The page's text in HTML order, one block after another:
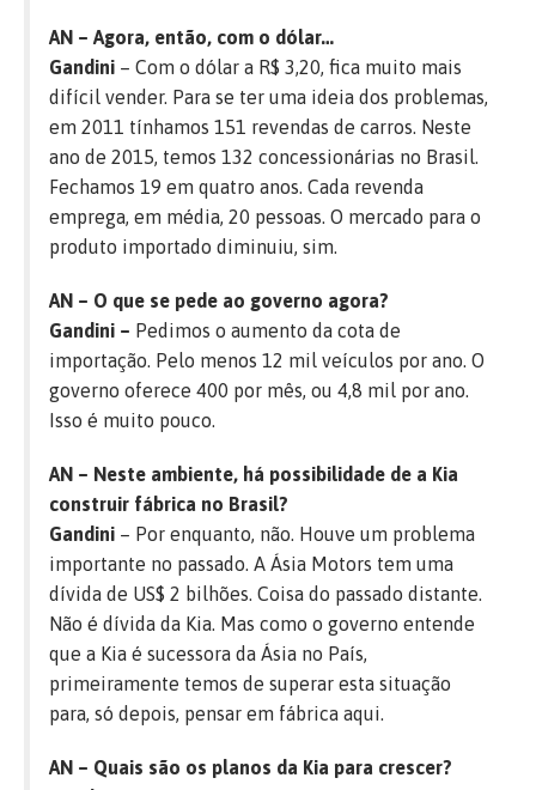
AN – Agora, então, com o dólar…
Gandini – Com o dólar a R$ 3,20, fica muito mais
difícil vender. Para se ter uma ideia dos problemas,
em 2011 tínhamos 151 revendas de carros. Neste
ano de 2015, temos 132 concessionárias no Brasil.
Fechamos 19 em quatro anos. Cada revenda
emprega, em média, 20 pessoas. O mercado para o
produto importado diminuiu, sim.
AN – O que se pede ao governo agora?
Gandini – Pedimos o aumento da cota de
importação. Pelo menos 12 mil veículos por ano. O
governo oferece 400 por mês, ou 4,8 mil por ano.
Isso é muito pouco.
AN – Neste ambiente, há possibilidade de a Kia
construir fábrica no Brasil?
Gandini – Por enquanto, não. Houve um problema
importante no passado. A Ásia Motors tem uma
dívida de US$ 2 bilhões. Coisa do passado distante.
Não é dívida da Kia. Mas como o governo entende
que a Kia é sucessora da Ásia no País,
primeiramente temos de superar esta situação
para, só depois, pensar em fábrica aqui.
AN – Quais são os planos da Kia para crescer?